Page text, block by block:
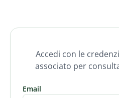
Accedi con le
associato per
Email